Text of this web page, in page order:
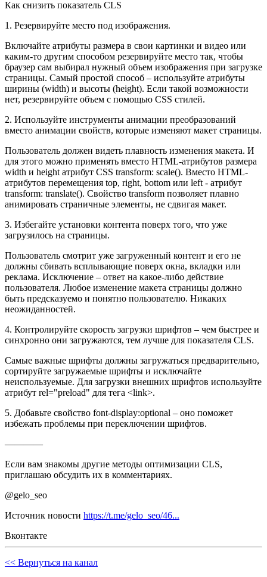
Как снизить показатель CLS
1. Резервируйте место под изображения.
Включайте атрибуты размера в свои картинки и видео или
каким-то другим способом резервируйте место так, чтобы
браузер сам выбирал нужный объем изображения при загрузке
страницы. Самый простой способ – используйте атрибуты
ширины (width) и высоты (height). Если такой возможности
нет, резервируйте объем с помощью CSS стилей.
2. Используйте инструменты анимации преобразований
вместо анимации свойств, которые изменяют макет страницы.
Пользователь должен видеть плавность изменения макета. И
для этого можно применять вместо HTML-атрибутов размера
width и height атрибут CSS transform: scale(). Вместо HTML-
атрибутов перемещения top, right, bottom или left - атрибут
transform: translate(). Свойство transform позволяет плавно
анимировать страничные элементы, не сдвигая макет.
3. Избегайте установки контента поверх того, что уже
загрузилось на страницы.
Пользователь смотрит уже загруженный контент и его не
должны сбивать всплывающие поверх окна, вкладки или
реклама. Исключение – ответ на какое-либо действие
пользователя. Любое изменение макета страницы должно
быть предсказуемо и понятно пользователю. Никаких
неожиданностей.
4. Контролируйте скорость загрузки шрифтов – чем быстрее и
синхронно они загружаются, тем лучше для показателя CLS.
Самые важные шрифты должны загружаться предварительно,
сортируйте загружаемые шрифты и исключайте
неиспользуемые. Для загрузки внешних шрифтов используйте
атрибут rel="preload" для тега <link>.
5. Добавьте свойство font-display:optional – оно поможет
избежать проблемы при переключении шрифтов.
————
Если вам знакомы другие методы оптимизации CLS,
приглашаю обсудить их в комментариях.
@gelo_seo
Источник новости https://t.me/gelo_seo/46...
Вконтакте
<< Вернуться на канал